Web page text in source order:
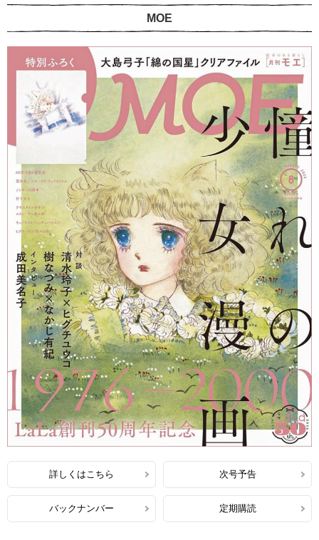
MOE
詳しくはこちら 次号予告
バックナンバー 定期購読